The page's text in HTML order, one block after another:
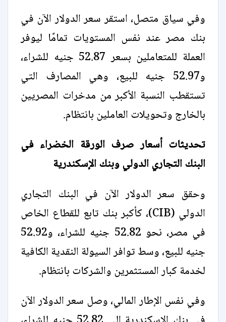
وفي سياق متصل، استقر سعر الدولار الآن في
بنك مصر عند نفس المستويات تمامًا ليوفر
العملة للمتعاملين بسعر 52.87 جنيه للشراء،
و52.97 جنيه للبيع، وهي المصارف التي
تستقطب النسبة الأكبر من مدخرات المصريين
بالخارج وتحويلات العاملين بانتظام.
تحديثات أسعار صرف الورقة الخضراء في
البنك التجاري الدولي وبنك الإسكندرية
وحقق سعر الدولار الآن في البنك التجاري
الدولي (CIB)، كأكبر بنك تابع للقطاع الخاص
في مصر، نحو 52.82 جنيه للشراء، و52.92
جنيه للبيع، وسط توافر السيولة النقدية الكافية
لخدمة كبار المستثمرين والشركات بانتظام.
وفي نفس الإطار المالي، وصل سعر الدولار الآن